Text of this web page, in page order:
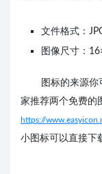
文件格式：
图像尺寸：
图标的来源
家推荐两个免费的
https://
小图标可以直接下